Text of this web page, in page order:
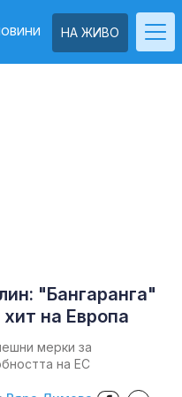
НА ЖИВО
"Бангаранга"
на Европа
мерки за
на ЕС